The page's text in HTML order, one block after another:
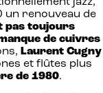
un renouveau de
pas toujours
de cuivres
Laurent Cugny
et flûtes plus
de 1980.